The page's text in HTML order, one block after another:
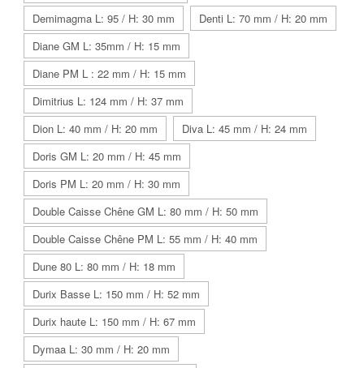
Demimagma L: 95 / H: 30 mm
Denti L: 70 mm / H: 20 mm
Diane GM L: 35mm / H: 15 mm
Diane PM L : 22 mm / H: 15 mm
Dimitrius L: 124 mm / H: 37 mm
Dion L: 40 mm / H: 20 mm
Diva L: 45 mm / H: 24 mm
Doris GM L: 20 mm / H: 45 mm
Doris PM L: 20 mm / H: 30 mm
Double Caisse Chêne GM L: 80 mm / H: 50 mm
Double Caisse Chêne PM L: 55 mm / H: 40 mm
Dune 80 L: 80 mm / H: 18 mm
Durix Basse L: 150 mm / H: 52 mm
Durix haute L: 150 mm / H: 67 mm
Dymaa L: 30 mm / H: 20 mm